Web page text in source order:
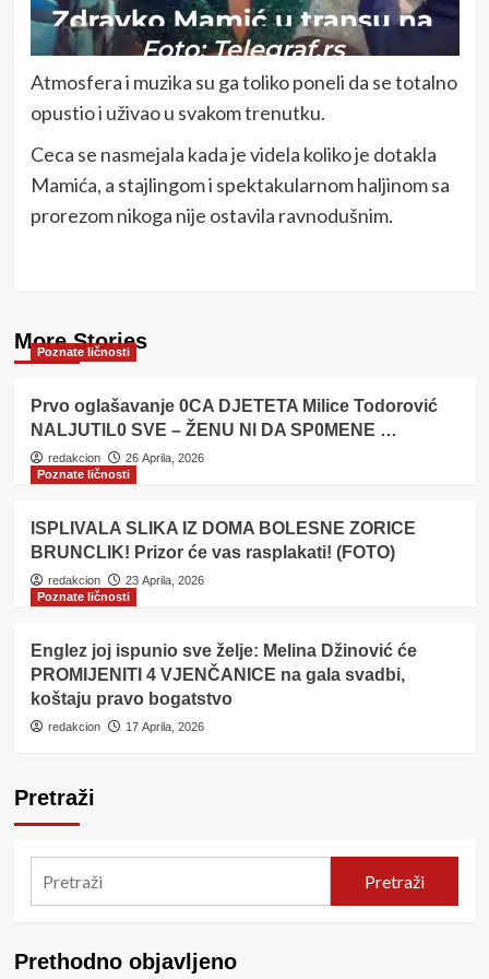
Atmosfera i muzika su ga toliko poneli da se totalno
opustio i uživao u svakom trenutku.
Ceca se nasmejala kada je videla koliko je dotakla
Mamića, a stajlingom i spektakularnom haljinom sa
prorezom nikoga nije ostavila ravnodušnim.
More Stories
Poznate ličnosti
Prvo oglašavanje 0CA DJETETA Milice Todorović
NALJUTlL0 SVE – ŽENU Nl DA SP0MENE …
redakcion
26 Aprila, 2026
Poznate ličnosti
ISPLIVALA SLIKA IZ DOMA BOLESNE ZORICE
BRUNCLIK! Prizor će vas rasplakati! (FOTO)
redakcion
23 Aprila, 2026
Poznate ličnosti
Englez joj ispunio sve želje: Melina Džinović će
PROMIJENITI 4 VJENČANICE na gala svadbi,
koštaju pravo bogatstvo
redakcion 17 Aprila, 2026
Pretraži
Pretraži
Prethodno objavljeno